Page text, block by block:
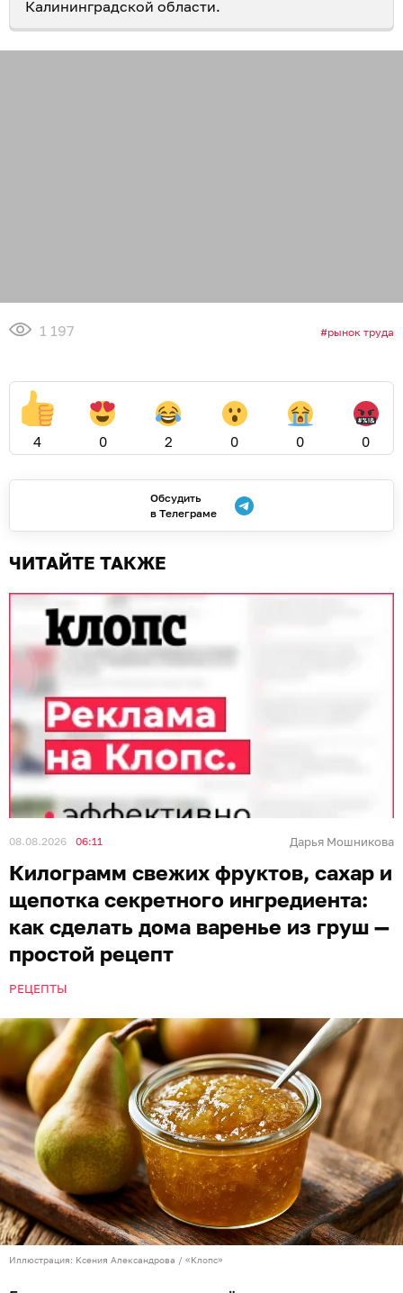
Калининградской области.
1 197 рынок труда
4 0 2 0 0 0
Обсудить
в Телеграме
ЧИТАЙТЕ ТАКЖЕ
08.08.2026 06:11 Дарья Мошникова
Килограмм свежих фруктов, сахар и
щепотка секретного ингредиента:
как сделать дома варенье из груш —
простой рецепт
РЕЦЕПТЫ
Иллюстрация: Ксения Александрова / «Клопс»